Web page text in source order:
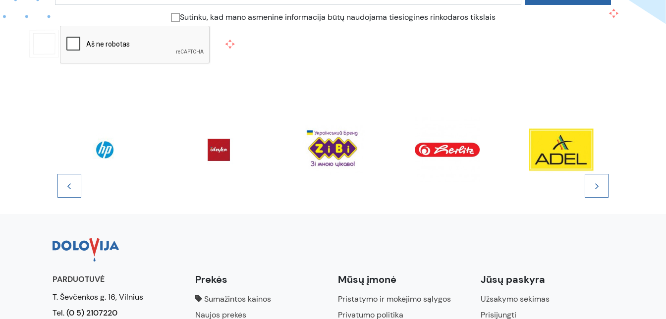
Sutinku, kad mano asmeninė informacija būtų naudojama tiesioginės rinkodaros tikslais
PARDUOTUVĖ
T. Ševčenkos g. 16, Vilnius
Tel.(0 5) 2107220
Prekės
Sumažintos kainos
Naujos prekės
Mūsų įmonė
Pristatymo ir mokėjimo sąlygos
Privatumo politika
Jūsų paskyra
Užsakymo sekimas
Prisijungti